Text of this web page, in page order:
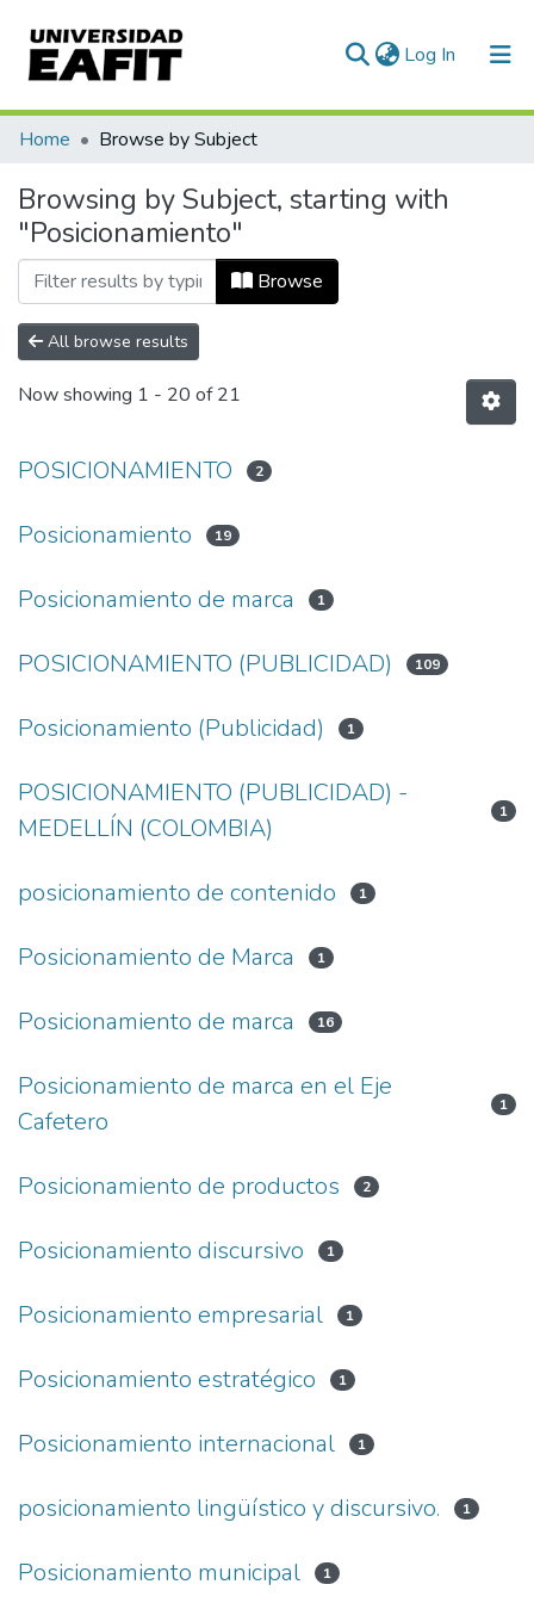
Log In (current)
Communities & Collections
All of DSpace
Home Browse by Subject
Browsing by Subject, starting with
"Posicionamiento"
Browse
All browse results
Now showing 1 - 20 of 21
POSICIONAMIENTO 2
Posicionamiento 19
Posicionamiento de marca 1
POSICIONAMIENTO (PUBLICIDAD) 109
Posicionamiento (Publicidad) 1
POSICIONAMIENTO (PUBLICIDAD) -
MEDELLÍN (COLOMBIA)
1
posicionamiento de contenido 1
Posicionamiento de Marca 1
Posicionamiento de marca 16
Posicionamiento de marca en el Eje
Cafetero
1
Posicionamiento de productos 2
Posicionamiento discursivo 1
Posicionamiento empresarial 1
Posicionamiento estratégico 1
Posicionamiento internacional 1
posicionamiento lingüístico y discursivo. 1
Posicionamiento municipal 1